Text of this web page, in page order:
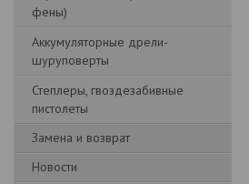
фены)
Аккумуляторные дрели-
шуруповерты
Степлеры, гвоздезабивные
пистолеты
Замена и возврат
Новости